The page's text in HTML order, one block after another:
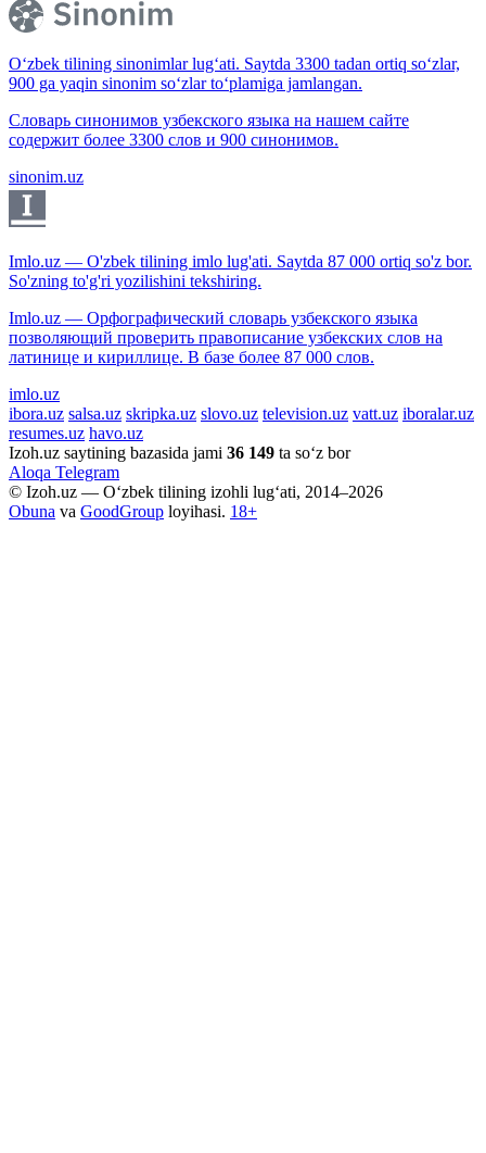
O‘zbek tilining sinonimlar lug‘ati. Saytda 3300 tadan ortiq so‘zlar,
900 ga yaqin sinonim so‘zlar to‘plamiga jamlangan.
Словарь синонимов узбекского языка на нашем сайте
содержит более 3300 слов и 900 синонимов.
sinonim.uz
Imlo.uz — O'zbek tilining imlo lug'ati. Saytda 87 000 ortiq so'z bor.
So'zning to'g'ri yozilishini tekshiring.
Imlo.uz — Орфографический словарь узбекского языка
позволяющий проверить правописание узбекских слов на
латинице и кириллице. В базе более 87 000 слов.
imlo.uz
ibora.uz salsa.uz skripka.uz slovo.uz television.uz vatt.uz iboralar.uz
resumes.uz havo.uz
Izoh.uz saytining bazasida jami 36 149 ta so‘z bor
Aloqa Telegram
© Izoh.uz — O‘zbek tilining izohli lug‘ati, 2014–2026
Obuna va GoodGroup loyihasi. 18+